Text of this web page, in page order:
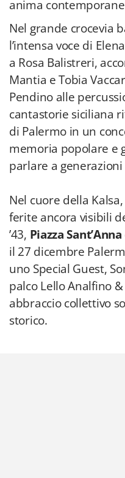
anima
Nel grande crocevia
l’intensa voce di
a Rosa Balistreri,
Mantia e Tobia
Pendino alle
cantastorie siciliana
di Palermo in un
memoria popolare e
parlare a generazioni
Nel cuore della
ferite ancora visibili
’43, Piazza Sant’Anna
il 27 dicembre
uno Special Guest,
palco Lello Analfino
abbraccio collettivo
storico.